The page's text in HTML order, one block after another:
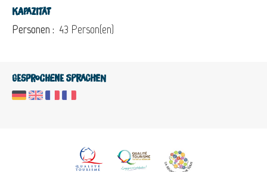
Kapazität
Personen : 43 Person(en)
Gesprochene Sprachen